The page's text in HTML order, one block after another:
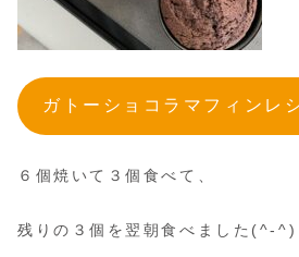
ガトーショコラマフィンレ
６個焼いて３個食べて、
残りの３個を翌朝食べました(^-^)